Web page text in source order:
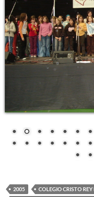
2005
COLEGIO CRISTO